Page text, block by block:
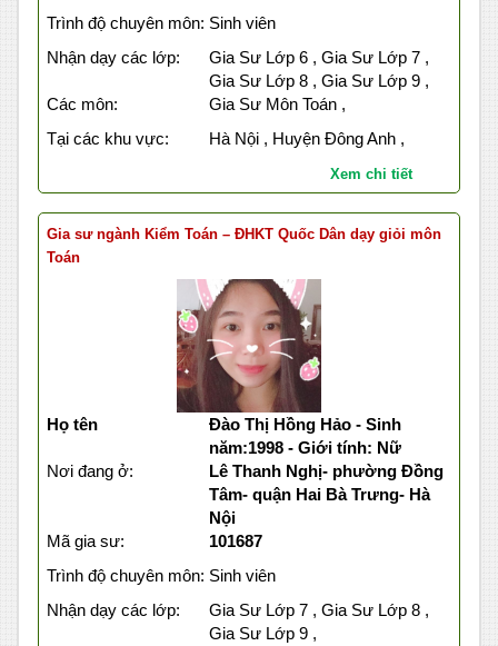
Trình độ chuyên môn: Sinh viên
Nhận dạy các lớp:
Gia Sư Lớp 6 , Gia Sư Lớp 7 ,
Gia Sư Lớp 8 , Gia Sư Lớp 9 ,
Các môn:
Gia Sư Môn Toán ,
Tại các khu vực:
Hà Nội , Huyện Đông Anh ,
Xem chi tiết
Gia sư ngành Kiểm Toán – ĐHKT Quốc Dân dạy giỏi môn
Toán
Họ tên
Đào Thị Hồng Hảo - Sinh
năm:1998 - Giới tính: Nữ
Nơi đang ở:
Lê Thanh Nghị- phường Đồng
Tâm- quận Hai Bà Trưng- Hà
Nội
Mã gia sư:
101687
Trình độ chuyên môn: Sinh viên
Nhận dạy các lớp:
Gia Sư Lớp 7 , Gia Sư Lớp 8 ,
Gia Sư Lớp 9 ,